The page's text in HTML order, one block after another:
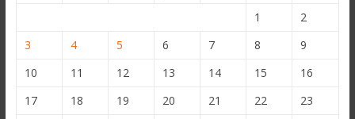
1
2
3
4 5 6 7 8
9
10
11 12 13 14 15
16
17
18 19 20 21 22
23